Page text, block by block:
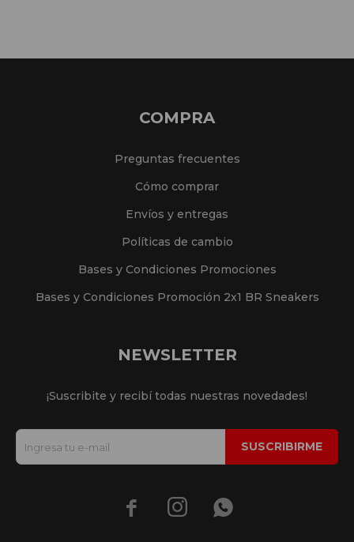
COMPRA
Preguntas frecuentes
Cómo comprar
Envíos y entregas
Políticas de cambio
Bases y Condiciones Promociones
Bases y Condiciones Promoción 2x1 BR Sneakers
NEWSLETTER
¡Suscribite y recibí todas nuestras novedades!
SUSCRIBIRME
  